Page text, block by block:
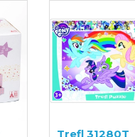
Trefl 31280T